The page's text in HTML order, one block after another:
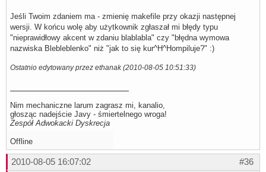
Jeśli Twoim zdaniem ma - zmienię makefile przy okazji następnej
wersji. W końcu wolę aby użytkownik zgłaszał mi błędy typu
"nieprawidłowy akcent w zdaniu blablabla" czy "błędna wymowa
nazwiska Blebleblenko" niż "jak to się kur^H^Hompiluje?" :)
Ostatnio edytowany przez ethanak (2010-08-05 10:51:33)
Nim mechaniczne larum zagrasz mi, kanalio,
głosząc nadejście Javy - śmiertelnego wroga!
Zespół Adwokacki Dyskrecja
Offline
#36
2010-08-05 16:07:02